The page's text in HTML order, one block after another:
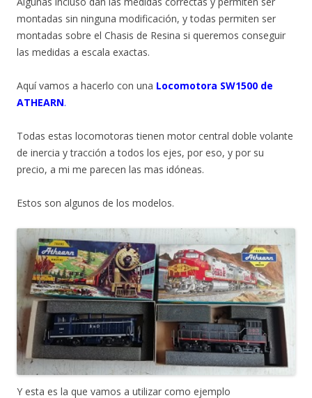
montadas sin ninguna modificación, y todas permiten ser
montadas sobre el Chasis de Resina si queremos conseguir
las medidas a escala exactas.
Aquí vamos a hacerlo con una Locomotora SW1500 de
ATHEARN.
Todas estas locomotoras tienen motor central doble volante
de inercia y tracción a todos los ejes, por eso, y por su
precio, a mi me parecen las mas idóneas.
Estos son algunos de los modelos.
Y esta es la que vamos a utilizar como ejemplo